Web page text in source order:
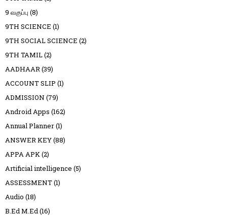
9 வகுப்பு (8)
9TH SCIENCE (1)
9TH SOCIAL SCIENCE (2)
9TH TAMIL(2)
AADHAAR(39)
ACCOUNT SLIP (1)
ADMISSION (79)
Android Apps (162)
Annual Planner(1)
ANSWER KEY(88)
APPA APK(2)
Artificial intelligence (5)
ASSESSMENT(1)
Audio (18)
B.Ed M.Ed(16)